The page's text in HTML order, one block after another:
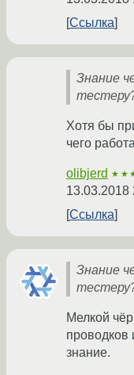
Ссылка
Знание
Хотя бы
чего
olibjerd
13.03.2018
Ссылка
Знание
Мелкой
проводков
знание.